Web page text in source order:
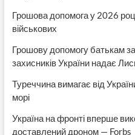
Грошова допомога у 2026
військових
Грошову допомогу батькам
захисників України надає
Туреччина вимагає від
морі
Україна на фронті вперше
доставлений дроном — Forbs